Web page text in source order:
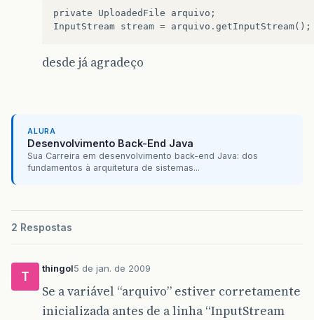
private UploadedFile arquivo ;
InputStream stream = arquivo . getInputStream();
desde já agradeço
ALURA
Desenvolvimento Back-End Java
Sua Carreira em desenvolvimento back-end Java: dos
fundamentos à arquitetura de sistemas...
2 Respostas
T
thingol5 de jan. de 2009
Se a variável “arquivo” estiver corretamente
inicializada antes de a linha “InputStream